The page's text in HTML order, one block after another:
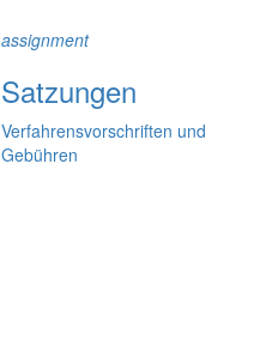
assignment
Satzungen
Verfahrensvorschriften und
Gebühren